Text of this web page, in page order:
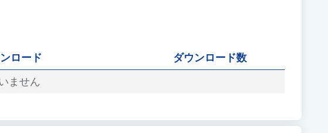
ロード ダウンロード数
ません